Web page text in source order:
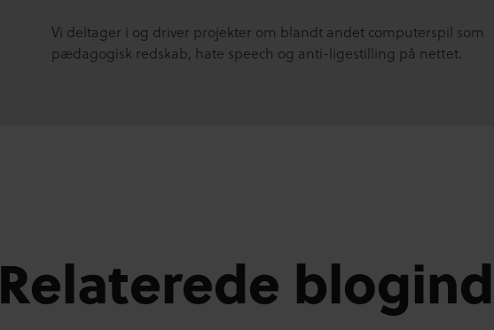
Vi deltager i og driver projekter om blandt andet computerspil som
pædagogisk redskab, hate speech og anti-ligestilling på nettet.
Relaterede